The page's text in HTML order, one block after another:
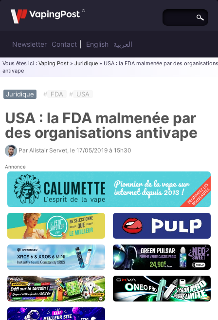
Newsletter Contact English العربية
Vous êtes ici : Vaping Post » Juridique » USA : la FDA malmenée par des organisations
antivape
Juridique # FDA # USA
USA : la FDA malmenée par
des organisations antivape
Par Alistair Servet , le 17/05/2019 à 15h30
Annonce